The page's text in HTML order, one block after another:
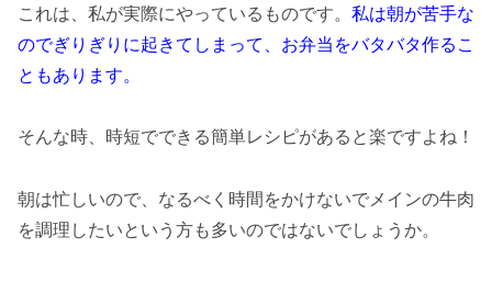
これは、私が実際にやっているものです。 私は朝が苦手な
のでぎりぎりに起きてしまって、お弁当をバタバタ作るこ
ともあります。
そんな時、時短でできる簡単レシピがあると楽ですよね！
朝は忙しいので、なるべく時間をかけないでメインの牛肉
を調理したいという方も多いのではないでしょうか。